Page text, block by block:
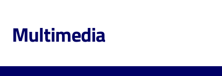
Cosa
fare
Multimedia